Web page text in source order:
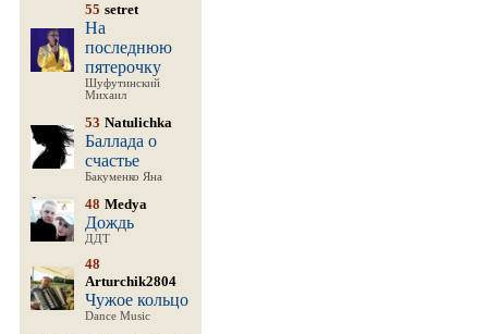
55 setret
На
последнюю
пятерочку
Шуфутинский
Михаил
53 Natulichka
Баллада о
счастье
Бакуменко Яна
48 Medya
Дождь
ДДТ
48
Arturchik2804
Чужое кольцо
Dance Music